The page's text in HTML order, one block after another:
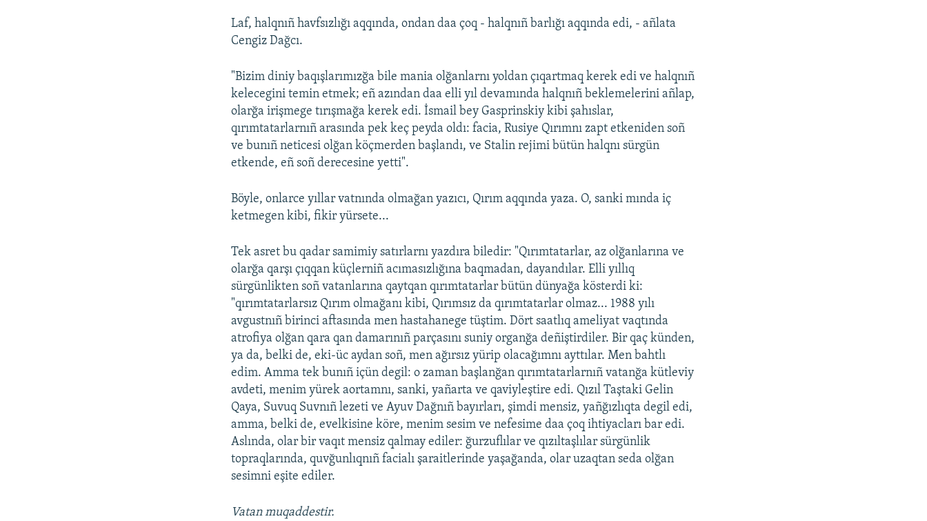
Laf, halqnıñ havfsızlığı aqqında, ondan daa çoq - halqnıñ barlığı aqqında edi, - añlata
Cengiz Dağcı.
"Bizim diniy baqışlarımızğa bile mania olğanlarnı yoldan çıqartmaq kerek edi ve halqnıñ
kelecegini temin etmek; eñ azından daa elli yıl devamında halqnıñ beklemelerini añlap,
olarğa irişmege tırışmağa kerek edi. İsmail bey Gasprinskiy kibi şahıslar,
qırımtatarlarnıñ arasında pek keç peyda oldı: facia, Rusiye Qırımnı zapt etkeniden soñ
ve bunıñ neticesi olğan köçmerden başlandı, ve Stalin rejimi bütün halqnı sürgün
etkende, eñ soñ derecesine yetti".
Böyle, onlarce yıllar vatnında olmağan yazıcı, Qırım aqqında yaza. O, sanki mında iç
ketmegen kibi, fikir yürsete...
Tek asret bu qadar samimiy satırlarnı yazdıra biledir: "Qırımtatarlar, az olğanlarına ve
olarğa qarşı çıqqan küçlerniñ acımasızlığına baqmadan, dayandılar. Elli yıllıq
sürgünlikten soñ vatanlarına qaytqan qırımtatarlar bütün dünyağa kösterdi ki:
"qırımtatarlarsız Qırım olmağanı kibi, Qırımsız da qırımtatarlar olmaz... 1988 yılı
avgustnıñ birinci aftasında men hastahanege tüştim. Dört saatlıq ameliyat vaqtında
atrofiya olğan qara qan damarınıñ parçasını suniy organğa deñiştirdiler. Bir qaç künden,
ya da, belki de, eki-üc aydan soñ, men ağırsız yürip olacağımnı ayttılar. Men bahtlı
edim. Amma tek bunıñ içün degil: o zaman başlanğan qırımtatarlarnıñ vatanğa kütleviy
avdeti, menim yürek aortamnı, sanki, yañarta ve qaviyleştire edi. Qızıl Taştaki Gelin
Qaya, Suvuq Suvnıñ lezeti ve Ayuv Dağnıñ bayırları, şimdi mensiz, yañğızlıqta degil edi,
amma, belki de, evelkisine köre, menim sesim ve nefesime daa çoq ihtiyacları bar edi.
Aslında, olar bir vaqıt mensiz qalmay ediler: ğurzuflılar ve qızıltaşlılar sürgünlik
topraqlarında, quvğunlıqnıñ facialı şaraitlerinde yaşağanda, olar uzaqtan seda olğan
sesimni eşite ediler.
Vatan muqaddestir.